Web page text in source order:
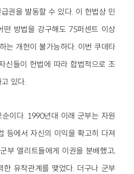
권을 발동할 수 있다. 이 헌법상 민
떤 방법을 강구해도 75퍼센트 이상
는 개헌이 불가능하다. 이번 쿠데타
신들이 헌법에 따라 합법적으로 조
있다.
이다. 1990년대 이래 군부는 자원
등에서 자신의 이익을 확고히 다져
부 엘리트들에게 이권을 분배했고,
한 유착관계를 맺었다. 더구나 군부